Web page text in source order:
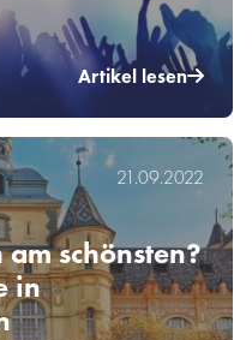
Artikel lesen
21.09.2022
schönsten?
in